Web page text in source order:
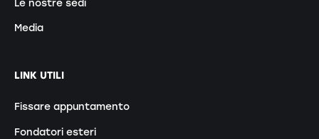
Le nostre sedi
Media
LINK UTILI
Fissare appuntamento
Fondatori esteri